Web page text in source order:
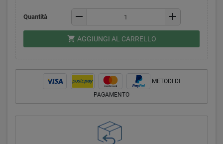
Quantità remove add
shopping_cart AGGIUNGI AL CARRELLO
METODI DI
PAGAMENTO